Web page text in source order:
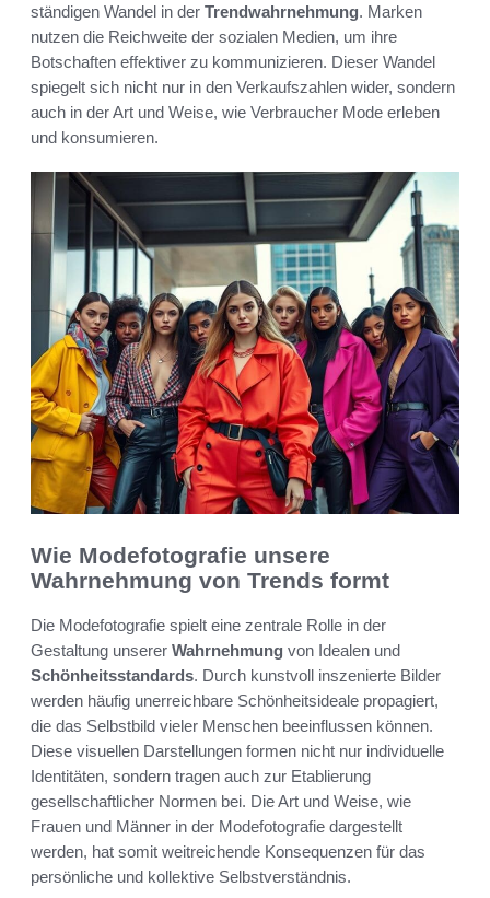
ständigen Wandel in der Trendwahrnehmung. Marken
nutzen die Reichweite der sozialen Medien, um ihre
Botschaften effektiver zu kommunizieren. Dieser Wandel
spiegelt sich nicht nur in den Verkaufszahlen wider, sondern
auch in der Art und Weise, wie Verbraucher Mode erleben
und konsumieren.
Wie Modefotografie unsere
Wahrnehmung von Trends formt
Die Modefotografie spielt eine zentrale Rolle in der
Gestaltung unserer Wahrnehmung von Idealen und
Schönheitsstandards. Durch kunstvoll inszenierte Bilder
werden häufig unerreichbare Schönheitsideale propagiert,
die das Selbstbild vieler Menschen beeinflussen können.
Diese visuellen Darstellungen formen nicht nur individuelle
Identitäten, sondern tragen auch zur Etablierung
gesellschaftlicher Normen bei. Die Art und Weise, wie
Frauen und Männer in der Modefotografie dargestellt
werden, hat somit weitreichende Konsequenzen für das
persönliche und kollektive Selbstverständnis.